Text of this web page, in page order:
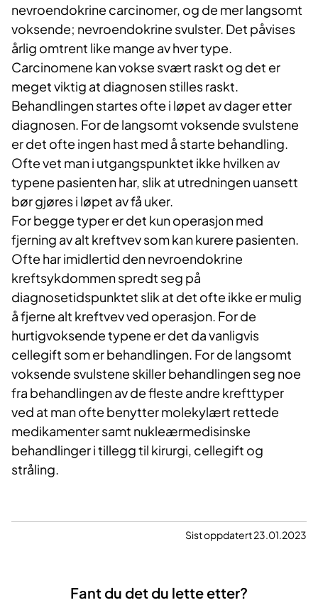
nevroendokrine carcinomer, og de mer langsomt
voksende; nevroendokrine svulster. Det påvises
årlig om​trent like mange av hver type.
Carcinomene kan vokse svært raskt og det er
meget viktig at diagnosen stilles raskt.
Behandlingen startes ofte i løpet av dager etter
diagnosen. For de langsomt voksende svulstene
er det ofte ingen hast med å starte behandling.
Ofte vet man i utgangspunktet ikke hvilken av
typene pasienten har, slik at utredningen uansett
bør gjøres i løpet av få uker.
For begge typer er det kun operasjon med
fjerning av alt kreftvev som kan kurere pasienten.
Ofte har imidlertid den nevroendokrine
kreftsykdommen spredt seg på
diagnosetidspunktet slik at det ofte ikke er mulig
å fjerne alt kreftvev ved operasjon. For de
hurtigvoksende typene er det da vanligvis
cellegift som er behandlingen. For de langsomt
voksende svulstene skiller behandlingen seg noe
fra behandlingen av de fleste andre krefttyper
ved at man ofte benytter molekylært rettede
medikamenter samt nukleærmedisinske
behandlinger i tillegg til kirurgi, cellegift og
stråling.
Sist oppdatert 23.01.2023
Fant du det du lette etter?